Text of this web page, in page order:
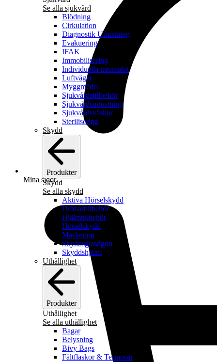
Se alla sjukvård
Blödning
Cirkulation
Diagnostik Utrustning
Evakuering
IFAK
Immobilisering
Individuella traumakit
Luftvägar
Myggmedel
Sjukvårdstillbehör
Sjukvårdsutrustning
Sjukvårdsväskor
Sterilisering
Skydd
Produkter
Skydd
Se alla skydd
Aktiva Hörselskydd
Drönartillbehör
Hjälmtillbehör
Hörselskydd
Maskering
Skyddsglasögon
Skyddshjälm
Uthållighet
Produkter
Uthållighet
Se alla uthållighet
Bagar
Belysning
Bivy Bags
Fältflaskor & Termosar
Mina sidor